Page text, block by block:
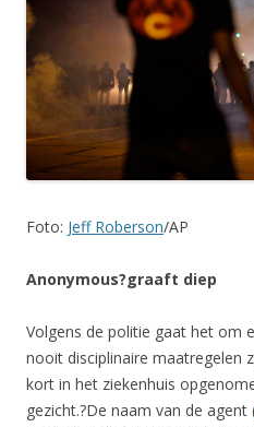
Foto: Jeff Roberson/AP
Anonymous?graaft diep
Volgens de politie gaat het om
nooit disciplinaire maatregelen
kort in het ziekenhuis
gezicht.?De naam van de agent